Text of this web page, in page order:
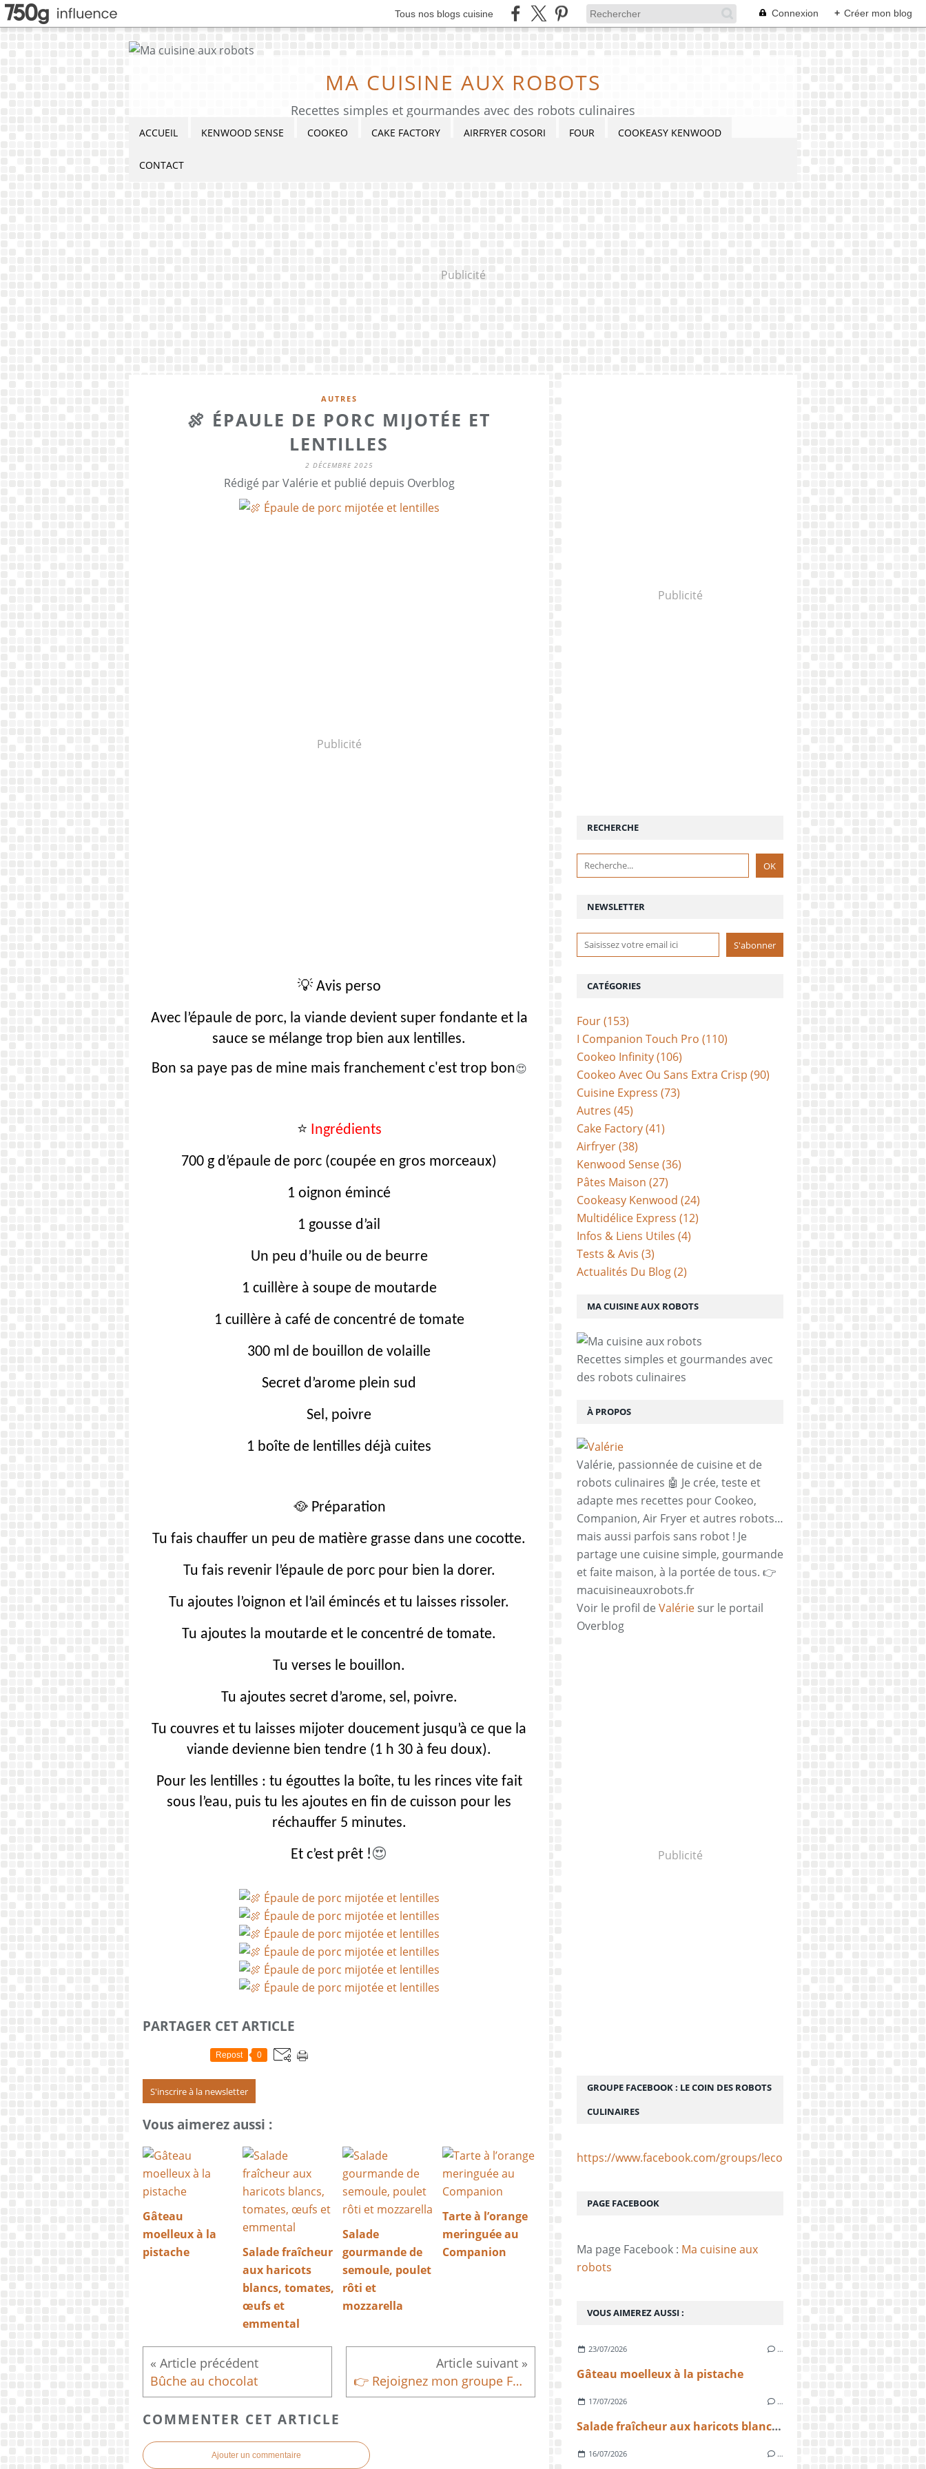
Tous nos blogs cuisine Connexion + Créer mon blog
MA CUISINE AUX ROBOTS
Recettes simples et gourmandes avec des robots culinaires
ACCUEIL KENWOOD SENSE COOKEO CAKE FACTORY AIRFRYER COSORI FOUR COOKEASY KENWOOD
CONTACT
Publicité
AUTRES
🍖 ÉPAULE DE PORC MIJOTÉE ET
LENTILLES
2 DÉCEMBRE 2025
Rédigé par Valérie et publié depuis Overblog
Publicité
💡Avis perso
Avec l’épaule de porc, la viande devient super fondante et la
sauce se mélange trop bien aux lentilles.
Bon sa payepas de mine mais franchement c'est trop bon😍
⭐ Ingrédients
700 g d’épaule de porc (coupée en gros morceaux)
1 oignon émincé
1 gousse d’ail
Un peu d’huile ou de beurre
1 cuillère à soupe de moutarde
1 cuillère à café de concentré de tomate
300 ml de bouillon de volaille
Secret d’arome plein sud
Sel, poivre
1 boîte de lentilles déjà cuites
🥘Préparation
Tu fais chauffer un peu de matière grasse dans une cocotte.
Tu fais revenir l’épaule de porc pour bien la dorer.
Tu ajoutes l’oignon et l’ail émincés et tu laisses rissoler.
Tu ajoutes la moutarde et le concentré de tomate.
Tu verses le bouillon.
Tu ajoutes secret d’arome, sel, poivre.
Tu couvres et tu laisses mijoter doucement jusqu’à ce que la
viande devienne bien tendre (1 h 30 à feu doux).
Pour les lentilles : tu égouttes la boîte, tu les rinces vite fait
sous l’eau, puis tu les ajoutes en fin de cuisson pour les
réchauffer 5 minutes.
Et c’est prêt !😍
PARTAGER CET ARTICLE
Repost 0
S'inscrire à la newsletter
Vous aimerez aussi :
Gâteau
moelleux à la
pistache
Salade fraîcheur
aux haricots
blancs, tomates,
œufs et
emmental
Salade
gourmande de
semoule, poulet
rôti et
mozzarella
Tarte à l’orange
meringuée au
Companion
Bûche au chocolat 👉 Rejoignez mon groupe Facebook “Le Coin des Robots Culinaires” !
COMMENTER CET ARTICLE
Ajouter un commentaire
Publicité
NEWSLETTER
RECHERCHE
MA CUISINE AUX ROBOTS
Recettes simples et gourmandes avec
des robots culinaires
À PROPOS
Valérie, passionnée de cuisine et de
robots culinaires 🤖 Je crée, teste et
adapte mes recettes pour Cookeo,
Companion, Air Fryer et autres robots…
mais aussi parfois sans robot ! Je
partage une cuisine simple, gourmande
et faite maison, à la portée de tous. 👉
macuisineauxrobots.fr
Voir le profil de Valérie sur le portail
Overblog
Publicité
VOUS AIMEREZ AUSSI :
23/07/2026 …
Gâteau moelleux à la pistache
17/07/2026 …
Salade fraîcheur aux haricots blancs, tomates, œufs et emmental
16/07/2026 …
CATÉGORIES
Four(153)
I Companion Touch Pro (110)
Cookeo Infinity(106)
Cookeo Avec Ou Sans Extra Crisp (90)
Cuisine Express (73)
Autres (45)
Cake Factory(41)
Airfryer(38)
Kenwood Sense(36)
Pâtes Maison (27)
Cookeasy Kenwood (24)
Multidélice Express (12)
Infos & Liens Utiles (4)
Tests & Avis (3)
Actualités Du Blog(2)
PAGE FACEBOOK
Ma page Facebook : Ma cuisine aux
robots
GROUPE FACEBOOK : LE COIN DES ROBOTS
CULINAIRES
https://www.facebook.com/groups/lecoindesrobotsculinaires